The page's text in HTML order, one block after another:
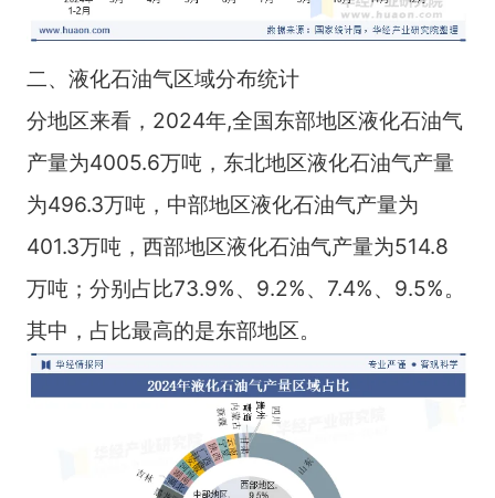
二、液化石油气区域分布统计
分地区来看，2024年,全国东部地区液化石油气
产量为4005.6万吨，东北地区液化石油气产量
为496.3万吨，中部地区液化石油气产量为
401.3万吨，西部地区液化石油气产量为514.8
万吨；分别占比73.9%、9.2%、7.4%、9.5%。
其中，占比最高的是东部地区。